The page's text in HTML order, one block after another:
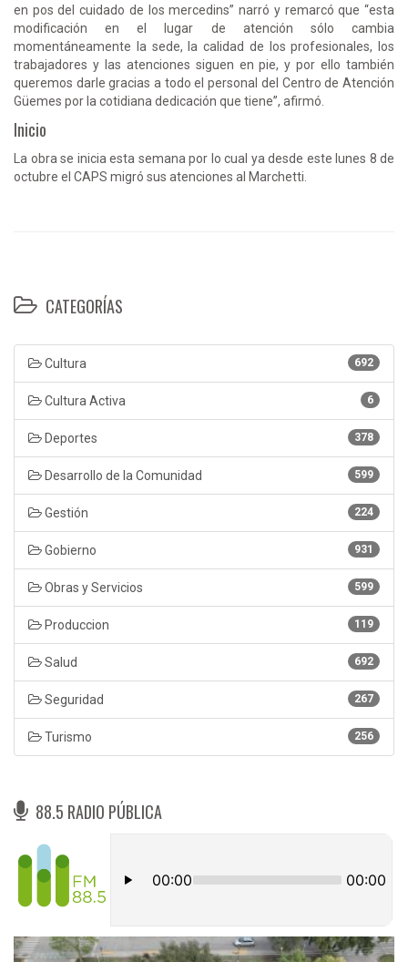
en pos del cuidado de los mercedins” narró y remarcó que “esta
modificación en el lugar de atención sólo cambia
momentáneamente la sede, la calidad de los profesionales, los
trabajadores y las atenciones siguen en pie, y por ello también
queremos darle gracias a todo el personal del Centro de Atención
Güemes por la cotidiana dedicación que tiene”, afirmó.
Inicio
La obra se inicia esta semana por lo cual ya desde este lunes 8 de
octubre el CAPS migró sus atenciones al Marchetti.
CATEGORÍAS
692
Cultura
6
Cultura Activa
378
Deportes
599
Desarrollo de la Comunidad
224
Gestión
931
Gobierno
599
Obras y Servicios
119
Produccion
692
Salud
267
Seguridad
256
Turismo
88.5 RADIO PÚBLICA